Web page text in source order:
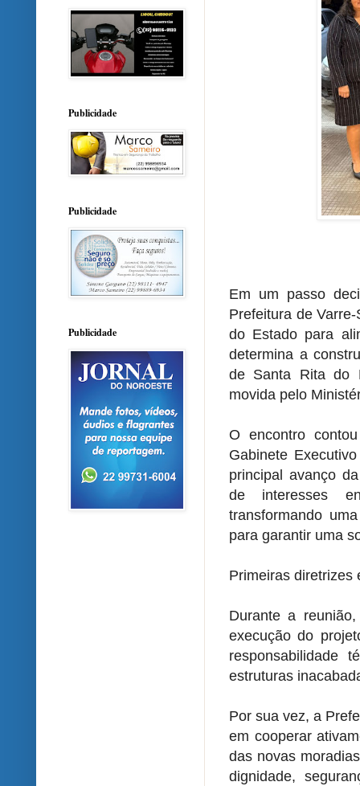
Em um passo
Prefeitura de
do Estado para
determina a
de Santa Rita do
movida pelo
O encontro
Gabinete
principal avanço
de interesses
transformando
para garantir uma
Primeiras diretrizes
Durante a
execução do
responsabilidade
estruturas
Por sua vez, a
em cooperar
das novas
dignidade,
Publicidade
Publicidade
Publicidade